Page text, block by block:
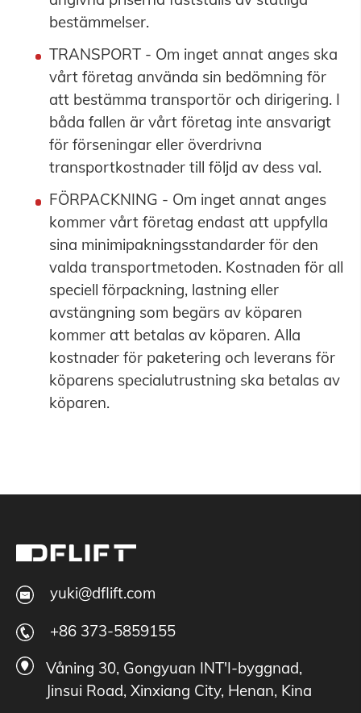
bestämmelser.
TRANSPORT - Om inget annat anges ska
vårt företag använda sin bedömning för
att bestämma transportör och dirigering. I
båda fallen är vårt företag inte ansvarigt
för förseningar eller överdrivna
transportkostnader till följd av dess val.
FÖRPACKNING - Om inget annat anges
kommer vårt företag endast att uppfylla
sina minimipakningsstandarder för den
valda transportmetoden. Kostnaden för all
speciell förpackning, lastning eller
avstängning som begärs av köparen
kommer att betalas av köparen. Alla
kostnader för paketering och leverans för
köparens specialutrustning ska betalas av
köparen.
yuki@dflift.com
+86 373-5859155
Våning 30, Gongyuan INT'I-byggnad,
Jinsui Road, Xinxiang City, Henan, Kina